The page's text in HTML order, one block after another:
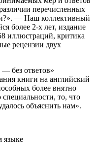
перечисленных
— Наш коллективный
более 2-х лет, издание
иллюстраций, критика
рецензии двух
без ответов»
книги на английский
более внятно
то, что
объяснить нам».
языке